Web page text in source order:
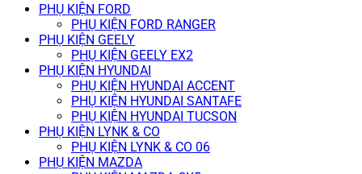
PHỤ KIỆN FORD
PHỤ KIỆN FORD RANGER
PHỤ KIỆN GEELY
PHỤ KIỆN GEELY EX2
PHỤ KIỆN HYUNDAI
PHỤ KIỆN HYUNDAI ACCENT
PHỤ KIỆN HYUNDAI SANTAFE
PHỤ KIỆN HYUNDAI TUCSON
PHỤ KIỆN LYNK & CO
PHỤ KIỆN LYNK & CO 06
PHỤ KIỆN MAZDA